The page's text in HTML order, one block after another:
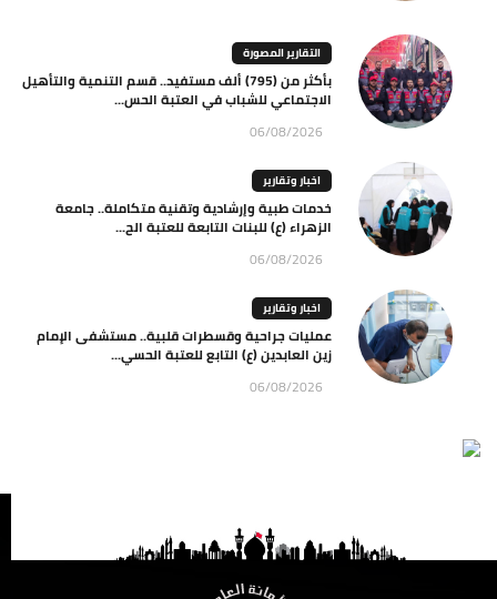
التقارير المصورة
بأكثر من (795) ألف مستفيد.. قسم التنمية والتأهيل
الاجتماعي للشباب في العتبة الحس...
06/08/2026
اخبار وتقارير
خدمات طبية وإرشادية وتقنية متكاملة.. جامعة
الزهراء (ع) للبنات التابعة للعتبة الح...
06/08/2026
اخبار وتقارير
عمليات جراحية وقسطرات قلبية.. مستشفى الإمام
زين العابدين (ع) التابع للعتبة الحسي...
06/08/2026